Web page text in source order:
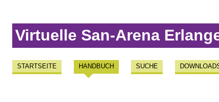
Virtuelle San-Arena
STARTSEITE HANDBUCH SUCHE